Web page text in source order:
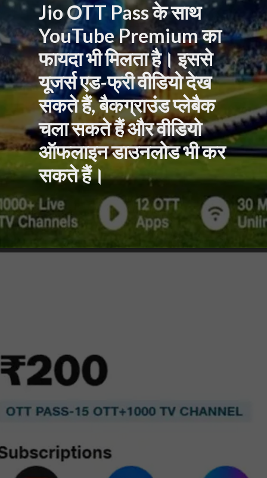
Jio OTT Pass के साथ
YouTube Premium का
फायदा भी मिलता है। इससे
यूजर्स एड-फ्री वीडियो देख
सकते हैं, बैकग्राउंड प्लेबैक
चला सकते हैं और वीडियो
ऑफलाइन डाउनलोड भी कर
सकते हैं।